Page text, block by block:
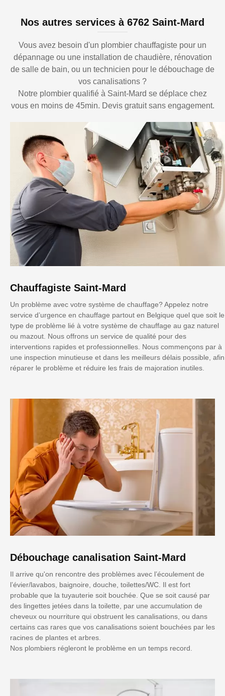
Nos autres services à 6762 Saint-Mard
Vous avez besoin d'un plombier chauffagiste pour un
dépannage ou une installation de chaudière, rénovation
de salle de bain, ou un technicien pour le débouchage de
vos canalisations ?
Notre plombier qualifié à Saint-Mard se déplace chez
vous en moins de 45min. Devis gratuit sans engagement.
Chauffagiste Saint-Mard
Un problème avec votre système de chauffage? Appelez notre
service d’urgence en chauffage partout en Belgique quel que soit le
type de problème lié à votre système de chauffage au gaz naturel
ou mazout. Nous offrons un service de qualité pour des
interventions rapides et professionnelles. Nous commençons par à
une inspection minutieuse et dans les meilleurs délais possible, afin
réparer le problème et réduire les frais de majoration inutiles.
Débouchage canalisation Saint-Mard
Il arrive qu'on rencontre des problèmes avec l’écoulement de
l’évier/lavabos, baignoire, douche, toilettes/WC. Il est fort
probable que la tuyauterie soit bouchée. Que se soit causé par
des lingettes jetées dans la toilette, par une accumulation de
cheveux ou nourriture qui obstruent les canalisations, ou dans
certains cas rares que vos canalisations soient bouchées par les
racines de plantes et arbres.
Nos plombiers régleront le problème en un temps record.